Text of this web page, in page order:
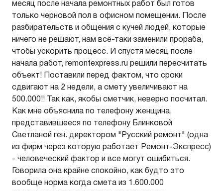
месяц после начала ремонтных работ был готов
только черновой пол в офисном помещении. После
разбирательств и общения с кучей людей, которые
ничего не решают, нам всё-таки заменили прораба,
чтобы ускорить процесс. И спустя месяц после
начала работ, remontexpress.ru решили пересчитать
объект! Поставили перед фактом, что сроки
сдвигают на 2 недели, а смету увеличивают на
500.000!! Так как, якобы сметчик, неверно посчитал.
Как мне объяснила по телефону женщина,
представившееся по телефону Блинковой
Светланой ген. директором "Русский ремонт" (одна
из фирм через которую работает Ремонт-Экспресс)
- человеческий фактор и все могут ошибиться.
Говорила она крайне спокойно, как будто это
вообще норма когда смета из 1.600.000